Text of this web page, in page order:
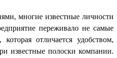
многие известные личности
переживало не самые
отличается удобством,
известные полоски компании.